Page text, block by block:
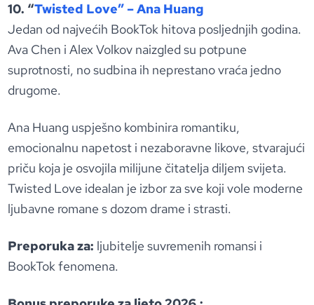
10. “Twisted Love” – Ana Huang
Jedan od najvećih BookTok hitova posljednjih godina.
Ava Chen i Alex Volkov naizgled su potpune
suprotnosti, no sudbina ih neprestano vraća jedno
drugome.
Ana Huang uspješno kombinira romantiku,
emocionalnu napetost i nezaboravne likove, stvarajući
priču koja je osvojila milijune čitatelja diljem svijeta.
Twisted Love idealan je izbor za sve koji vole moderne
ljubavne romane s dozom drame i strasti.
Preporuka za: ljubitelje suvremenih romansi i
BookTok fenomena.